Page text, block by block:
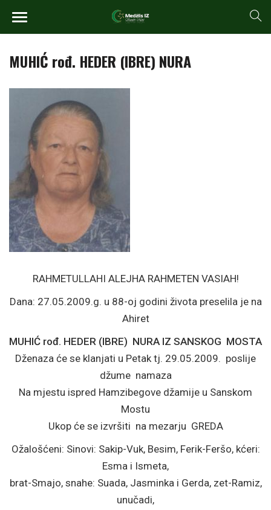
MUHIĆ rođ. HEDER (IBRE) NURA
RAHMETULLAHI ALEJHA RAHMETEN VASIAH!
Dana: 27.05.2009.g. u 88-oj godini života preselila je na
Ahiret
MUHIĆ rođ. HEDER (IBRE) NURA IZ SANSKOG MOSTA
Dženaza će se klanjati u Petak tj. 29.05.2009. poslije
džume namaza
Na mjestu ispred Hamzibegove džamije u Sanskom
Mostu
Ukop će se izvršiti na mezarju GREDA
Ožalošćeni: Sinovi: Sakip-Vuk, Besim, Ferik-Feršo, kćeri:
Esma i Ismeta,
brat-Smajo, snahe: Suada, Jasminka i Gerda, zet-Ramiz,
unučadi,